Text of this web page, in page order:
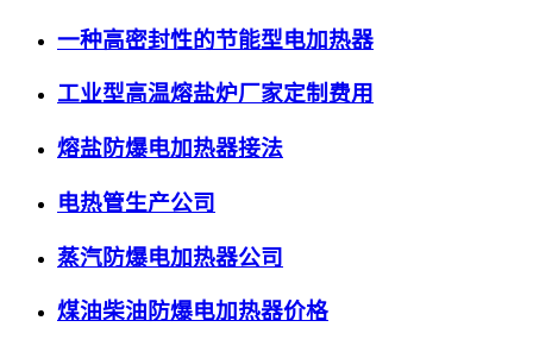
一种高密封性的节能型电加热器
工业型高温熔盐炉厂家定制费用
熔盐防爆电加热器接法
电热管生产公司
蒸汽防爆电加热器公司
煤油柴油防爆电加热器价格